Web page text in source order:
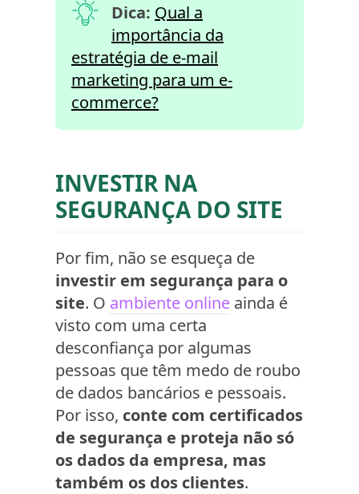
Dica: Qual a
importância da
estratégia de e-mail
marketing para um e-
commerce?
INVESTIR NA
SEGURANÇA DO SITE
Por fim, não se esqueça de
investir em segurança para o
site. O ambiente online ainda é
visto com uma certa
desconfiança por algumas
pessoas que têm medo de roubo
de dados bancários e pessoais.
Por isso, conte com certificados
de segurança e proteja não só
os dados da empresa, mas
também os dos clientes.